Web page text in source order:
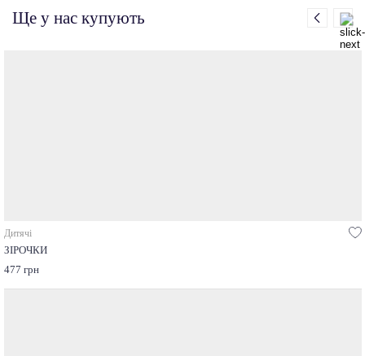
Ще у нас купують
Дитячі
ЗІРОЧКИ
477 грн